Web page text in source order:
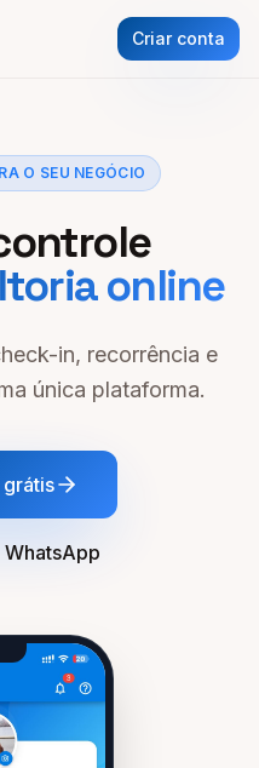
Criar conta
O SEU NEGÓCIO
toriaonline
in, recorrência e
única plataforma.